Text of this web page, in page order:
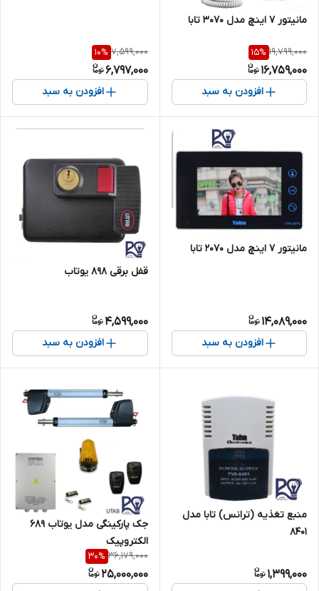
مانیتور ۷ اینچ مدل ۳۰۷۰ تابا
19,799,000
15%
16,759,000
افزودن به سبد
7,599,000
10%
6,797,000
افزودن به سبد
مانیتور ۷ اینچ مدل ۲۰۷۰ تابا
14,089,000
افزودن به سبد
قفل برقی ۸۹۸ یوتاب
4,599,000
افزودن به سبد
منبع تغذیه (ترانس) تابا مدل
۸۴۰۱
1,399,000
جک پارکینگی مدل یوتاب ۶۸۹
الکتروپیک
36,179,000
30%
25,000,000